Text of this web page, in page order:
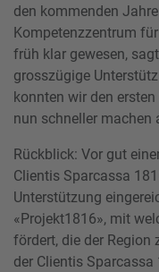
den kommenden
Kompetenzzentrum
früh klar gewesen,
grosszügige
konnten wir den
nun schneller machen
Rückblick: Vor gut
Clientis Sparcassa
Unterstützung
«Projekt1816», mit
fördert, die der Region
der Clientis